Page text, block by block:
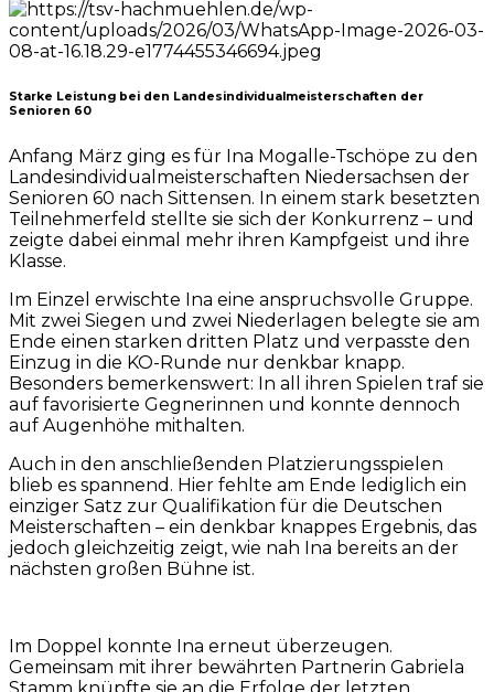
Starke Leistung bei den Landesindividualmeisterschaften der
Senioren 60
Anfang März ging es für Ina Mogalle-Tschöpe zu den
Landesindividualmeisterschaften Niedersachsen der
Senioren 60 nach Sittensen. In einem stark besetzten
Teilnehmerfeld stellte sie sich der Konkurrenz – und
zeigte dabei einmal mehr ihren Kampfgeist und ihre
Klasse.
Im Einzel erwischte Ina eine anspruchsvolle Gruppe.
Mit zwei Siegen und zwei Niederlagen belegte sie am
Ende einen starken dritten Platz und verpasste den
Einzug in die KO-Runde nur denkbar knapp.
Besonders bemerkenswert: In all ihren Spielen traf sie
auf favorisierte Gegnerinnen und konnte dennoch
auf Augenhöhe mithalten.
Auch in den anschließenden Platzierungsspielen
blieb es spannend. Hier fehlte am Ende lediglich ein
einziger Satz zur Qualifikation für die Deutschen
Meisterschaften – ein denkbar knappes Ergebnis, das
jedoch gleichzeitig zeigt, wie nah Ina bereits an der
nächsten großen Bühne ist.
Im Doppel konnte Ina erneut überzeugen.
Gemeinsam mit ihrer bewährten Partnerin Gabriela